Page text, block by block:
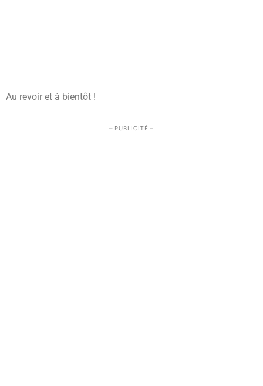
Au revoir et à bientôt !
– PUBLICITÉ –